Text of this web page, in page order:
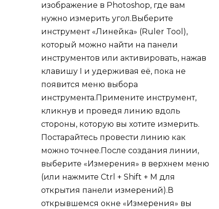
изображение в Photoshop, где вам
нужно измерить угол.Выберите
инструмент «Линейка» (Ruler Tool),
который можно найти на панели
инструментов или активировать, нажав
клавишу I и удерживая её, пока не
появится меню выбора
инструмента.Примените инструмент,
кликнув и проведя линию вдоль
стороны, которую вы хотите измерить.
Постарайтесь провести линию как
можно точнее.После создания линии,
выберите «Измерения» в верхнем меню
(или нажмите Ctrl + Shift + M для
открытия панели измерений).В
открывшемся окне «Измерения» вы